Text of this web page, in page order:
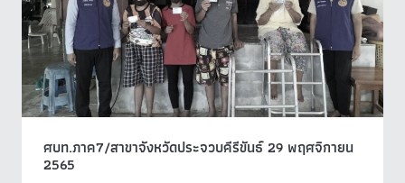
ศบท.ภาค7/สาขาจังหวัดประจวบคีรีขันธ์ 29 พฤศจิกายน
2565